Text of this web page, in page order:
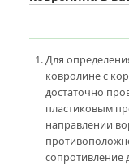
Для
ковролине с
достаточно
пластиковым
направлении
сопротивление